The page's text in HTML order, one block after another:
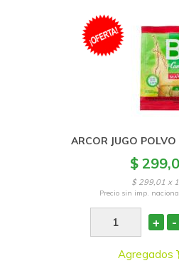
ARCOR JUGO
$
$ 299,01 x
Precio sin imp.
+ -
Agregados